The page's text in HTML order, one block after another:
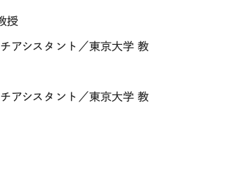
授
アシスタント／東京大学 教
アシスタント／東京大学 教